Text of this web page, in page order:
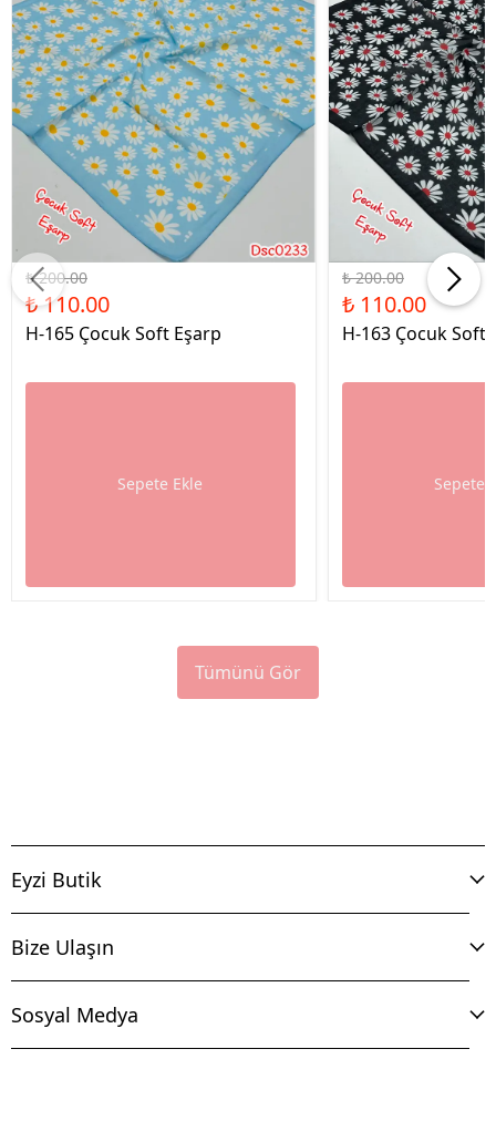
%45 İndirim
₺ 200.00
₺ 110.00
H-165 Çocuk Soft Eşarp
Sepete Ekle
%45 İndirim
₺ 200.00
₺ 110.00
H-163 Çocuk Soft
Sepete
Tümünü Gör
Eyzi Butik
Bize Ulaşın
Sosyal Medya